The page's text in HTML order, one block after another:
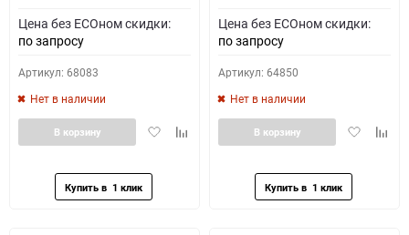
Цена без ECOном скидки:
по запросу
Артикул: 68083
Нет в наличии
ДобавитьДобавить
В корзину
Цена без ECOном скидки:
по запросу
Артикул: 64850
Нет в наличии
Добавить
В корзину